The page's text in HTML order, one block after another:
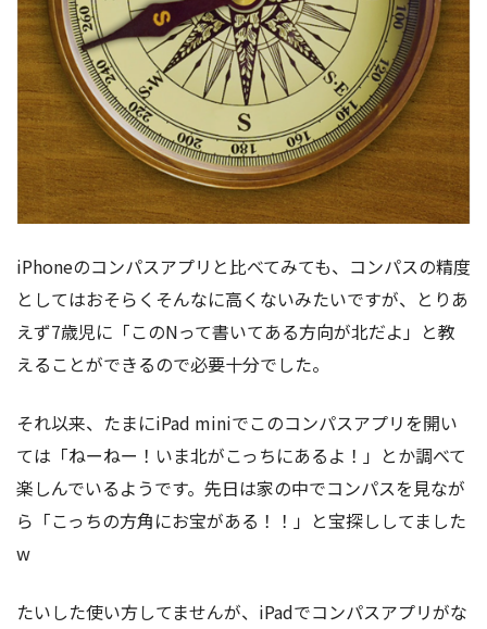
iPhoneのコンパスアプリと比べてみても、コンパスの精度
としてはおそらくそんなに高くないみたいですが、とりあ
えず7歳児に「このNって書いてある方向が北だよ」と教
えることができるので必要十分でした。
それ以来、たまにiPad miniでこのコンパスアプリを開い
ては「ねーねー！いま北がこっちにあるよ！」とか調べて
楽しんでいるようです。先日は家の中でコンパスを見なが
ら「こっちの方角にお宝がある！！」と宝探ししてました
w
たいした使い方してませんが、iPadでコンパスアプリがな